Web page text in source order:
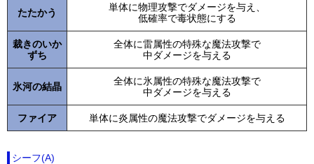
たたかう
単体に物理攻撃でダメージを与え、
低確率で毒状態にする
裁きのいか
ずち
全体に雷属性の特殊な魔法攻撃で
中ダメージを与える
氷河の結晶
全体に氷属性の特殊な魔法攻撃で
中ダメージを与える
ファイア 単体に炎属性の魔法攻撃でダメージを与える
シーフ(A)